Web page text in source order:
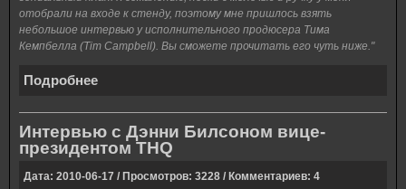
отобрали на входе к стенду, поэтому мне пришлось взять
небольшое интервью у исполнительного продюсера Тима
Кемпбелла (Tim Campbell). Вы сможете прочитать его чуть ниже."
Подробнее
Интервью с Дэнни Билсоном вице-
президентом THQ
Дата: 2010-06-17 / Просмотров: 3228 / Комментариев: 4